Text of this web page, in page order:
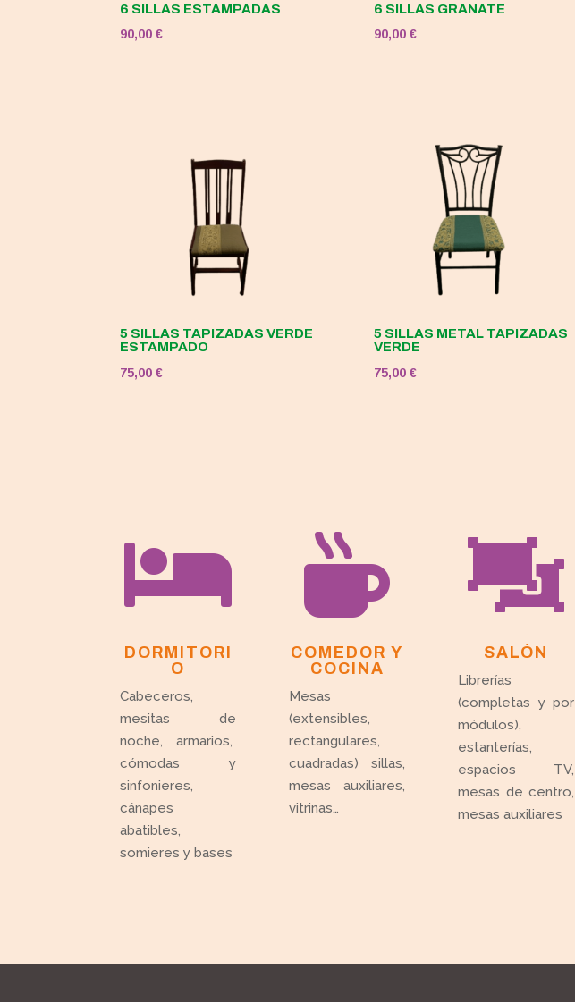
6 SILLAS ESTAMPADAS
90,00€
6 SILLAS GRANATE
90,00 €
5 SILLAS TAPIZADAS VERDE
ESTAMPADO
75,00€
5 SILLAS METAL TAPIZADAS
VERDE
75,00 €

DORMITORI
O
Cabeceros,
mesitas de
noche, armarios,
cómodas y
sinfonieres,
cánapes
abatibles,
somieres y bases

COMEDOR Y
COCINA
Mesas
(extensibles,
rectangulares,
cuadradas) sillas,
mesas auxiliares,
vitrinas…

SALÓN
Librerías
(completas y por
módulos),
estanterías,
espacios TV,
mesas de centro,
mesas auxiliares